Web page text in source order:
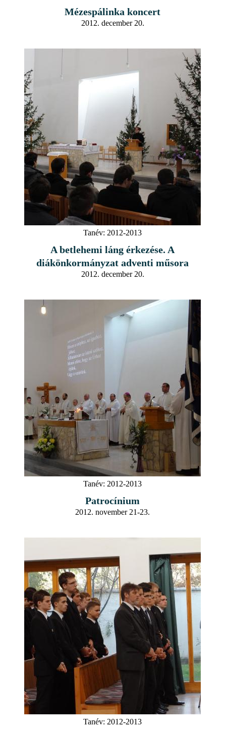
Mézespálinka koncert
2012. december 20.
Tanév: 2012-2013
A betlehemi láng érkezése. A
diákönkormányzat adventi műsora
2012. december 20.
Tanév: 2012-2013
Patrocínium
2012. november 21-23.
Tanév: 2012-2013